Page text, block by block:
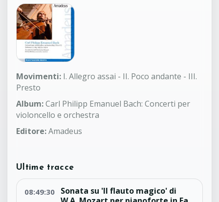
Movimenti: I. Allegro assai - II. Poco andante - III.
Presto
Album:Carl Philipp Emanuel Bach: Concerti per
violoncello e orchestra
Editore:Amadeus
Ultime tracce
08:49:30
Sonata su 'Il flauto magico' di